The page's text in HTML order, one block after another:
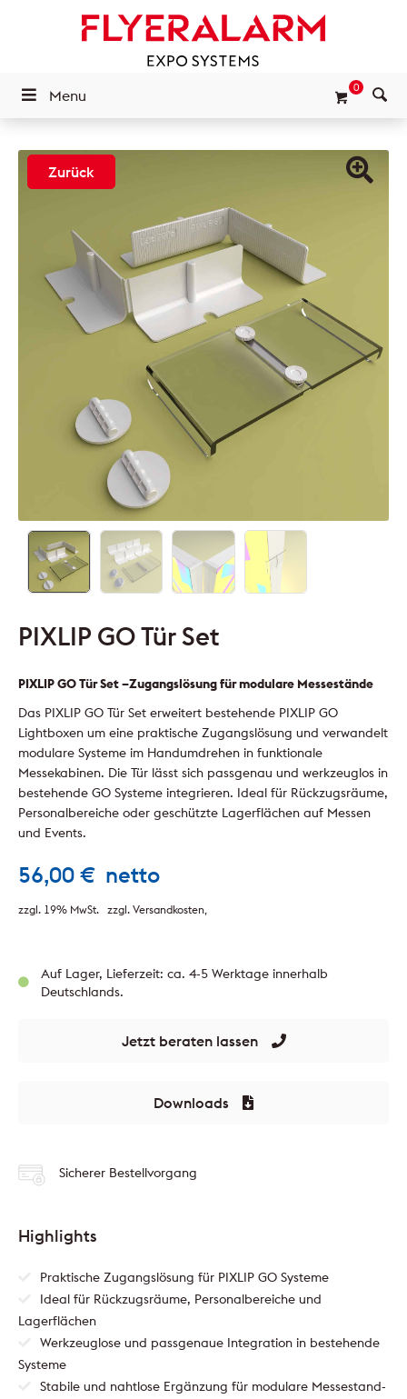
0
Menu
Zurück
PIXLIP GO Tür Set
56,00 € netto
zzgl. 19% MwSt. zzgl. Versandkosten
PIXLIP GO Tür Set –Zugangslösung für modulare Messestände
Das PIXLIP GO Tür Set erweitert bestehende PIXLIP GO
Lightboxen um eine praktische Zugangslösung und verwandelt
modulare Systeme im Handumdrehen in funktionale
Messekabinen. Die Tür lässt sich passgenau und werkzeuglos in
bestehende GO Systeme integrieren. Ideal für Rückzugsräume,
Personalbereiche oder geschützte Lagerflächen auf Messen
und Events.
Auf Lager, Lieferzeit: ca. 4-5 Werktage innerhalb
Deutschlands.
Jetzt beraten lassen
Downloads
Sicherer Bestellvorgang
Highlights
Praktische Zugangslösung für PIXLIP GO Systeme
Ideal für Rückzugsräume, Personalbereiche und
Lagerflächen
Werkzeuglose und passgenaue Integration in bestehende
Systeme
Stabile und nahtlose Ergänzung für modulare Messestand-